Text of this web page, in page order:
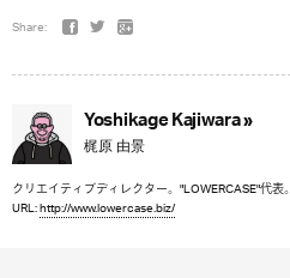
Share:
Yoshikage Kajiwara »
梶原 由景
クリエイティブディレクター。"LOWERCASE"代表。
URL:http://www.lowercase.biz/